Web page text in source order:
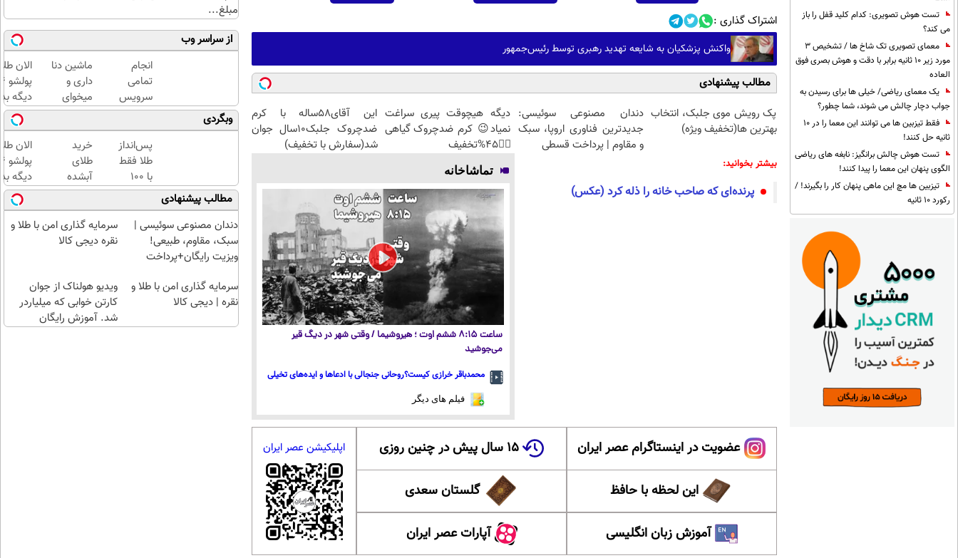
تست هوش تصویری: کدام کلید قفل را باز
می کند؟
معمای تصویری تک شاخ ها / تشخیص 3
مورد زیر 10 ثانیه برابر با دقت و هوش بصری فوق
العاده
یک معمای ریاضی/ خیلی ها برای رسیدن به
جواب دچار چالش می شوند، شما چطور؟
فقط تیزبین ها می توانند این معما را در 10
ثانیه حل کنند!
تست هوش چالش برانگیز: نابغه های ریاضی
الگوی پنهان این معما را پیدا کنند!
تیزبین ها مچ این ماهی پنهان کار را بگیرند! /
رکورد 10 ثانیه
اشتراک گذاری :
واکنش پزشکیان به شایعه تهدید رهبری توسط رئیس‌جمهور
مطالب پیشنهادی
پک رویش موی جلبک، انتخاب
بهترین ها(تخفیف ویژه)
دندان مصنوعی سوئیسی:
جدیدترین فناوری اروپا، سبک
و مقاوم | پرداخت قسطی
دیگه هیچوقت پیری سراغت
نمیاد😉 کرم ضدچروک گیاهی
👈🏻45%تخفیف
این آقای58ساله با کرم
ضدچروک جلبک10سال جوان
شد(سفارش با تخفیف)
بیشتر بخوانید:
پرنده‌ای که صاحب خانه را ذله کرد (عکس)
تماشاخانه
ساعت ۸:۱۵ ششم اوت ؛ هیروشیما / وقتی شهر در دیگ قیر
می‌جوشید
محمدباقر خرازی کیست؟روحانی جنجالی با ادعاها و ایده‌های تخیلی
فیلم های دیگر
عضویت در اینستاگرام عصر ایران ۱۵ سال پیش در چنین روزی
این لحظه با حافظ گلستان سعدی
آموزش زبان انگلیسی آپارات عصر ایران
اپلیکیشن عصر ایران
مبلغ...
از سراسر وب
انجام
تمامی
سرویس
های
ماشین
درمحل
ماشین دنا
داری و
میخوای
بفروشی؟؟
اینجا
راحت و
سریع
بفروش
الان
دیگه
طلا با
بی‌بهره
وبگردی
پس‌انداز
طلا فقط
با ۱۰۰
هزارتومان
(امن و
راحت)
خرید
طلای
آبشده
حتی با
۱۰۰هزارتومان
الان
دیگه
طلا با
بی‌بهره
مطالب پیشنهادی
دندان مصنوعی سوئیسی |
سبک، مقاوم، طبیعی!
ویزیت رایگان+پرداخت
سرمایه گذاری امن با طلا و
نقره دیجی کالا
سرمایه گذاری امن با طلا و
نقره | دیجی کالا
ویدیو هولناک از جوان
کارتن خوابی که میلیاردر
شد. آموزش رایگان